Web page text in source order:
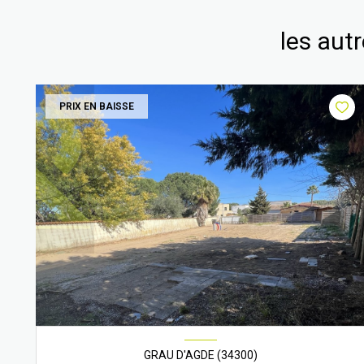
les
PRIX EN BAISSE
GRAU D'AGDE (34300)